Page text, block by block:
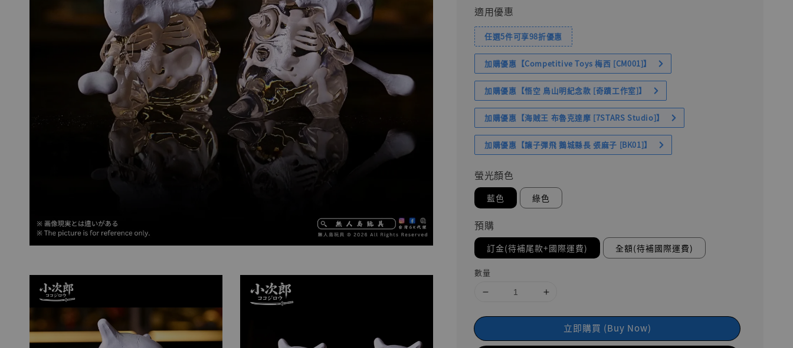
適用優惠
任選5件可享98折優惠
加購優惠【Competitive Toys 梅西 [CM001]】
加購優惠【悟空 鳥山明紀念款 [奇蹟工作室]】
加購優惠【海賊王 布魯克達摩 [7STARS Studio]】
加購優惠【讓子彈飛 鵝城縣長 張麻子 [BK01]】
螢光顏色
藍色 綠色
預購
訂金(待補尾款+國際運費) 全額(待補國際運費)
數量
立即購買 (Buy Now)